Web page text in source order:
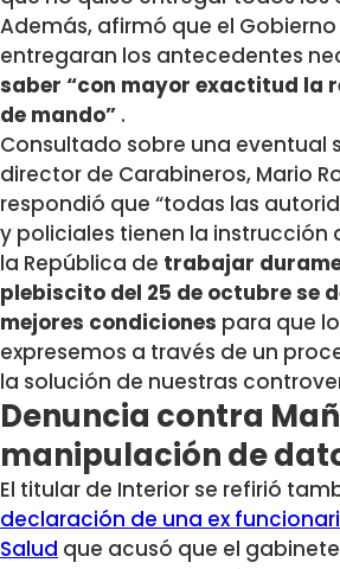
Además, afirmó que el
entregaran los antecedentes
saber “con mayor exactitud la
de mando” .
Consultado sobre una eventual
director de Carabineros, Mario
respondió que “todas las
y policiales tienen la instrucción
la República de trabajar
plebiscito del 25 de octubre se
mejores condiciones para que
expresemos a través de un
la solución de nuestras
Denuncia contra
manipulación de
El titular de Interior se refirió
declaración de una ex
Salud que acusó que el